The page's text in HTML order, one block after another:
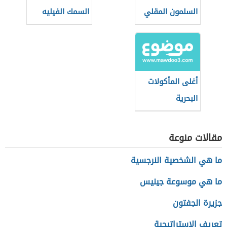
السلمون المقلي
السمك الفيليه
بالصينية
أغلى المأكولات
البحرية
مقالات منوعة
ما هي الشخصية النرجسية
ما هي موسوعة جينيس
جزيرة الجفتون